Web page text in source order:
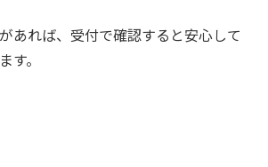
あれば、受付で確認すると安心して
す。